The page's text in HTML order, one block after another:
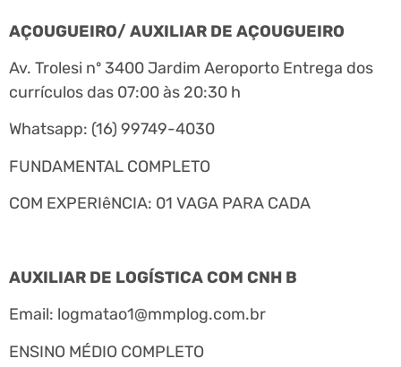
AÇOUGUEIRO/ AUXILIAR DE AÇOUGUEIRO
Av. Trolesi nº 3400 Jardim Aeroporto Entrega dos
currículos das 07:00 às 20:30 h
Whatsapp: (16) 99749-4030
FUNDAMENTAL COMPLETO
COM EXPERIêNCIA: 01 VAGA PARA CADA
AUXILIAR DE LOGÍSTICA COM CNH B
Email: logmatao1@mmplog.com.br
ENSINO MÉDIO COMPLETO